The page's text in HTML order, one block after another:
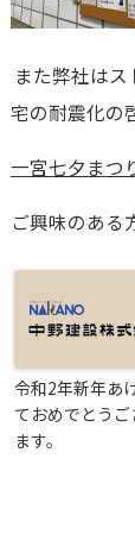
また弊社は
宅の耐震化の
一宮七夕まつ
ご興味のある
令和2年新年あ
ておめでとうご
ます。